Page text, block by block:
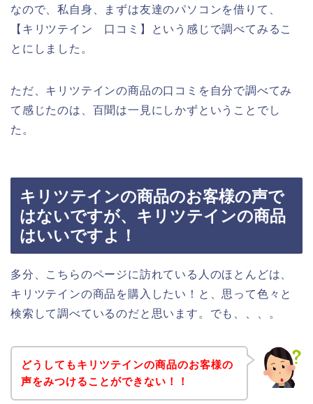
なので、私自身、まずは友達のパソコンを借りて、
【キリツテイン 口コミ】という感じで調べてみるこ
とにしました。
ただ、キリツテインの商品の口コミを自分で調べてみ
て感じたのは、百聞は一見にしかずということでし
た。
キリツテインの商品のお客様の声で
はないですが、キリツテインの商品
はいいですよ！
多分、こちらのページに訪れている人のほとんどは、
キリツテインの商品を購入したい！と、思って色々と
検索して調べているのだと思います。でも、、、。
どうしてもキリツテインの商品のお客様の
声をみつけることができない！！